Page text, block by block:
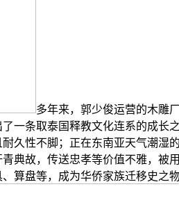
多年来，郭少俊运营的木雕
一条取泰国释教文化连系的成
久性不脚；正在东南亚天气潮湿
典故，传送忠孝等价值不雅，
盘等，成为华侨家族迁移史之